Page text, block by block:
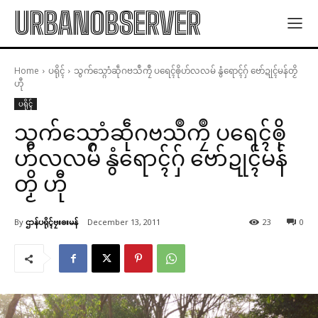
URBANOBSERVER
Home ပရိုၚ်
သွက်သ္ဂောံဆဵုဂဗသဳကၠဳ ပရေၚ်ၜိုဟ်လလမ် နွံရောၚ်ဂှ် ဗော်ဍုၚ်မန်တၟိ
ဟီု
ပရိုၚ်
သွက်သ္ဂောံဆဵုဂဗသဳကၠဳ ပရေၚ်ၜို
ဟ်လလမ် နွံရောၚ်ဂှ် ဗော်ဍုၚ်မန်
တၟိ ဟီု
By ဌာန်ပရိုၚ်ဗၠးၜးမန် December 13, 2011 0
23